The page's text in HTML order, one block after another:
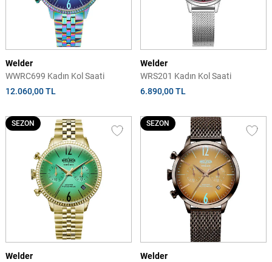
Welder
WWRC699 Kadın Kol Saati
12.060,00 TL
Welder
WRS201 Kadın Kol Saati
6.890,00 TL
SEZON
Welder
SEZON
Welder